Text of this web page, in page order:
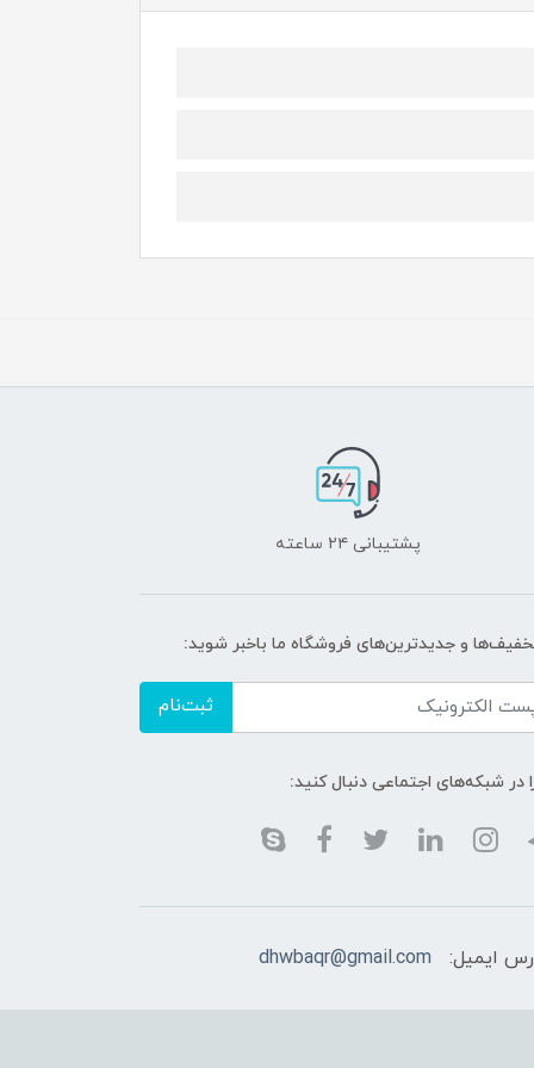
پشتیبانی ۲۴ ساعته
و جدیدترین‌های فروشگاه ما باخبر شوید:
ثبت‌نام
در شبکه‌های اجتماعی دنبال کنید:
ایمیل: dhwbaqr@gmail.com